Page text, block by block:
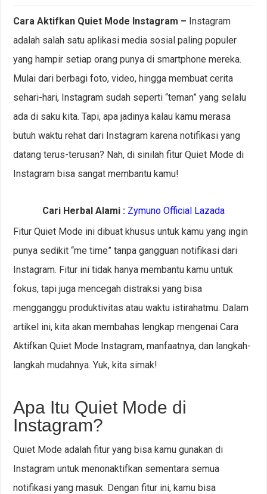
Cara Aktifkan Quiet Mode Instagram – Instagram
adalah salah satu aplikasi media sosial paling populer
yang hampir setiap orang punya di smartphone mereka.
Mulai dari berbagi foto, video, hingga membuat cerita
sehari-hari, Instagram sudah seperti “teman” yang selalu
ada di saku kita. Tapi, apa jadinya kalau kamu merasa
butuh waktu rehat dari Instagram karena notifikasi yang
datang terus-terusan? Nah, di sinilah fitur Quiet Mode di
Instagram bisa sangat membantu kamu!
Cari Herbal Alami : Zymuno Official Lazada
Fitur Quiet Mode ini dibuat khusus untuk kamu yang ingin
punya sedikit “me time” tanpa gangguan notifikasi dari
Instagram. Fitur ini tidak hanya membantu kamu untuk
fokus, tapi juga mencegah distraksi yang bisa
mengganggu produktivitas atau waktu istirahatmu. Dalam
artikel ini, kita akan membahas lengkap mengenai Cara
Aktifkan Quiet Mode Instagram, manfaatnya, dan langkah-
langkah mudahnya. Yuk, kita simak!
Apa Itu Quiet Mode di
Instagram?
Quiet Mode adalah fitur yang bisa kamu gunakan di
Instagram untuk menonaktifkan sementara semua
notifikasi yang masuk. Dengan fitur ini, kamu bisa